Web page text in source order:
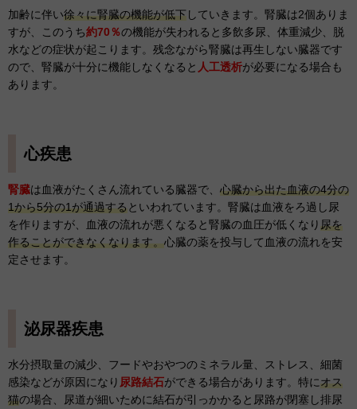
加齢に伴い徐々に腎臓の機能が低下していきます。腎臓は2個ありま
すが、このうち約70％の機能が失われると多飲多尿、体重減少、脱
水などの症状が起こります。残念ながら腎臓は再生しない臓器です
ので、腎臓が十分に機能しなくなると 人工透析が必要になる場合も
あります。
心疾患
腎臓は血液がたくさん流れている臓器で、 心臓から出た血液の4分の
1から5分の1が通過するといわれています。腎臓は血液をろ過し尿
を作りますが、血液の流れが悪くなると腎臓の血圧が低くなり尿を
作ることができなくなります。心臓の薬を投与して血液の流れを安
定させます。
泌尿器疾患
水分摂取量の減少、フードやおやつのミネラル量、ストレス、細菌
感染などが原因になり 尿路結石ができる場合があります。特にオス
猫の場合、尿道が細いために結石が引っかかると尿路が閉塞し排尿